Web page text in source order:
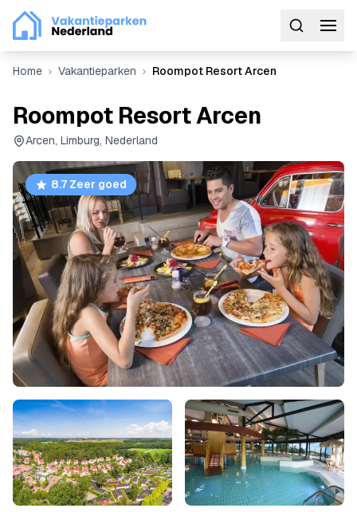
Home Vakantieparken Roompot Resort Arcen
Roompot Resort Arcen
Arcen, Limburg, Nederland
8.7 Zeer goed